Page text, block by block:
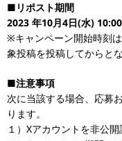
■ リポスト期間
2023 年10月4日(水)
※キャンペーン開始時刻
象投稿を投稿してからとな
■注意事項
次に当該する場合、応募
ります。
１）Xアカウントを非公